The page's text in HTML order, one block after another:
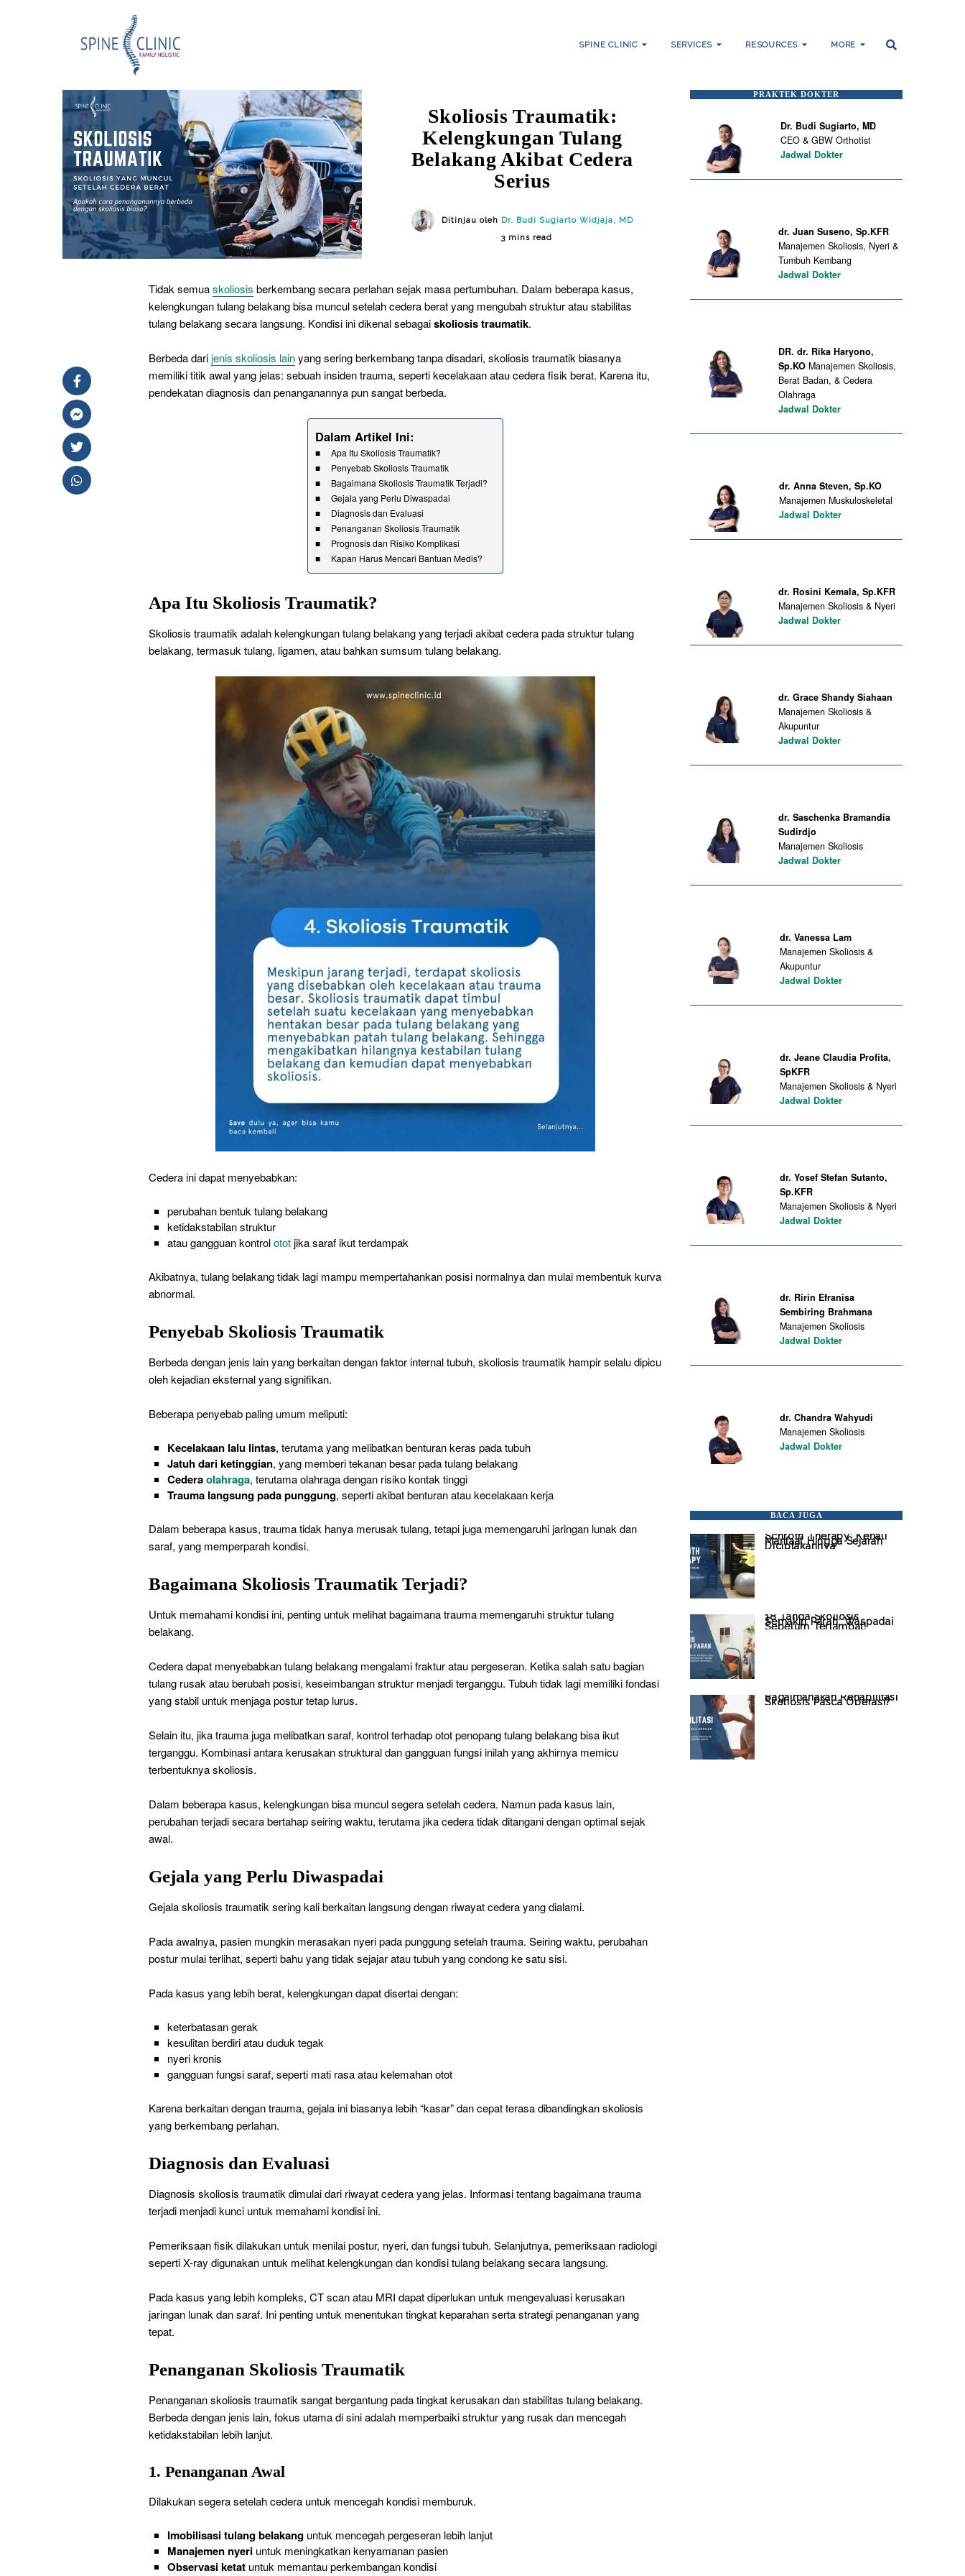
SPINE CLINIC SERVICES RESOURCES MORE
Skoliosis Traumatik:
Kelengkungan Tulang
Belakang Akibat Cedera
Serius
Ditinjau oleh Dr. Budi Sugiarto Widjaja, MD
3 mins read
Tidak semuaskoliosis berkembang secara perlahan sejak masa pertumbuhan. Dalam beberapa kasus,
kelengkungan tulang belakang bisa muncul setelah cedera berat yang mengubah struktur atau stabilitas
tulang belakang secara langsung. Kondisi ini dikenal sebagaiskoliosis traumatik.
Berbeda darijenis skoliosis lainyang sering berkembang tanpa disadari, skoliosis traumatik biasanya
memiliki titik awal yang jelas: sebuah insiden trauma, seperti kecelakaan atau cedera fisik berat. Karena itu,
pendekatan diagnosis dan penanganannya pun sangat berbeda.
Dalam Artikel Ini:
Apa Itu Skoliosis Traumatik?
Penyebab Skoliosis Traumatik
Bagaimana Skoliosis Traumatik Terjadi?
Gejala yang Perlu Diwaspadai
Diagnosis dan Evaluasi
Penanganan Skoliosis Traumatik
Prognosis dan Risiko Komplikasi
Kapan Harus Mencari Bantuan Medis?
Apa Itu Skoliosis Traumatik?
Skoliosis traumatik adalah kelengkungan tulang belakang yang terjadi akibat cedera pada struktur tulang
belakang, termasuk tulang, ligamen, atau bahkan sumsum tulang belakang.
Cedera ini dapat menyebabkan:
perubahan bentuk tulang belakang
ketidakstabilan struktur
atau gangguan kontrolototjika saraf ikut terdampak
Akibatnya, tulang belakang tidak lagi mampu mempertahankan posisi normalnya dan mulai membentuk kurva
abnormal.
Penyebab Skoliosis Traumatik
Berbeda dengan jenis lain yang berkaitan dengan faktor internal tubuh, skoliosis traumatik hampir selalu dipicu
oleh kejadian eksternal yang signifikan.
Beberapa penyebab paling umum meliputi:
Kecelakaan lalu lintas, terutama yang melibatkan benturan keras pada tubuh
Jatuh dari ketinggian, yang memberi tekanan besar pada tulang belakang
Cederaolahraga, terutama olahraga dengan risiko kontak tinggi
Trauma langsung pada punggung, seperti akibat benturan atau kecelakaan kerja
Dalam beberapa kasus, trauma tidak hanya merusak tulang, tetapi juga memengaruhi jaringan lunak dan
saraf, yang memperparah kondisi.
Bagaimana Skoliosis Traumatik Terjadi?
Untuk memahami kondisi ini, penting untuk melihat bagaimana trauma memengaruhi struktur tulang
belakang.
Cedera dapat menyebabkan tulang belakang mengalami fraktur atau pergeseran. Ketika salah satu bagian
tulang rusak atau berubah posisi, keseimbangan struktur menjadi terganggu. Tubuh tidak lagi memiliki fondasi
yang stabil untuk menjaga postur tetap lurus.
Selain itu, jika trauma juga melibatkan saraf, kontrol terhadap otot penopang tulang belakang bisa ikut
terganggu. Kombinasi antara kerusakan struktural dan gangguan fungsi inilah yang akhirnya memicu
terbentuknya skoliosis.
Dalam beberapa kasus, kelengkungan bisa muncul segera setelah cedera. Namun pada kasus lain,
perubahan terjadi secara bertahap seiring waktu, terutama jika cedera tidak ditangani dengan optimal sejak
awal.
Gejala yang Perlu Diwaspadai
Gejala skoliosis traumatik sering kali berkaitan langsung dengan riwayat cedera yang dialami.
Pada awalnya, pasien mungkin merasakan nyeri pada punggung setelah trauma. Seiring waktu, perubahan
postur mulai terlihat, seperti bahu yang tidak sejajar atau tubuh yang condong ke satu sisi.
Pada kasus yang lebih berat, kelengkungan dapat disertai dengan:
keterbatasan gerak
kesulitan berdiri atau duduk tegak
nyeri kronis
gangguan fungsi saraf, seperti mati rasa atau kelemahan otot
Karena berkaitan dengan trauma, gejala ini biasanya lebih “kasar” dan cepat terasa dibandingkan skoliosis
yang berkembang perlahan.
Diagnosis dan Evaluasi
Diagnosis skoliosis traumatik dimulai dari riwayat cedera yang jelas. Informasi tentang bagaimana trauma
terjadi menjadi kunci untuk memahami kondisi ini.
Pemeriksaan fisik dilakukan untuk menilai postur, nyeri, dan fungsi tubuh. Selanjutnya, pemeriksaan radiologi
seperti X-ray digunakan untuk melihat kelengkungan dan kondisi tulang belakang secara langsung.
Pada kasus yang lebih kompleks, CT scan atau MRI dapat diperlukan untuk mengevaluasi kerusakan
jaringan lunak dan saraf. Ini penting untuk menentukan tingkat keparahan serta strategi penanganan yang
tepat.
Penanganan Skoliosis Traumatik
Penanganan skoliosis traumatik sangat bergantung pada tingkat kerusakan dan stabilitas tulang belakang.
Berbeda dengan jenis lain, fokus utama di sini adalah memperbaiki struktur yang rusak dan mencegah
ketidakstabilan lebih lanjut.
1. Penanganan Awal
Dilakukan segera setelah cedera untuk mencegah kondisi memburuk.
Imobilisasi tulang belakang untuk mencegah pergeseran lebih lanjut
Manajemen nyeri untuk meningkatkan kenyamanan pasien
Observasi ketat untuk memantau perkembangan kondisi
PRAKTEK DOKTER
Dr. Budi Sugiarto, MD
CEO & GBW Orthotist
Jadwal Dokter
dr. Juan Suseno, Sp.KFR
Manajemen Skoliosis, Nyeri &
Tumbuh Kembang
Jadwal Dokter
DR. dr. Rika Haryono,
Sp.KO Manajemen Skoliosis,
Berat Badan, & Cedera
Olahraga
Jadwal Dokter
dr. Anna Steven, Sp.KO
Manajemen Muskuloskeletal
Jadwal Dokter
dr. Rosini Kemala, Sp.KFR
Manajemen Skoliosis & Nyeri
Jadwal Dokter
dr. Grace Shandy Siahaan
Manajemen Skoliosis &
Akupuntur
Jadwal Dokter
dr. Saschenka Bramandia
Sudirdjo
Manajemen Skoliosis
Jadwal Dokter
dr. Vanessa Lam
Manajemen Skoliosis &
Akupuntur
Jadwal Dokter
dr. Jeane Claudia Profita,
SpKFR
Manajemen Skoliosis & Nyeri
Jadwal Dokter
dr. Yosef Stefan Sutanto,
Sp.KFR
Manajemen Skoliosis & Nyeri
Jadwal Dokter
dr. Ririn Efranisa
Sembiring Brahmana
Manajemen Skoliosis
Jadwal Dokter
dr. Chandra Wahyudi
Manajemen Skoliosis
Jadwal Dokter
BACA JUGA
Schroth Therapy: Kenali
Manfaat Hingga Sejarah
Diciptakannya
18 Tanda Skoliosis
Semakin Parah: Waspadai
Sebelum Terlambat!
Bagaimanakah Rehabilitasi
Skoliosis Pasca Operasi?